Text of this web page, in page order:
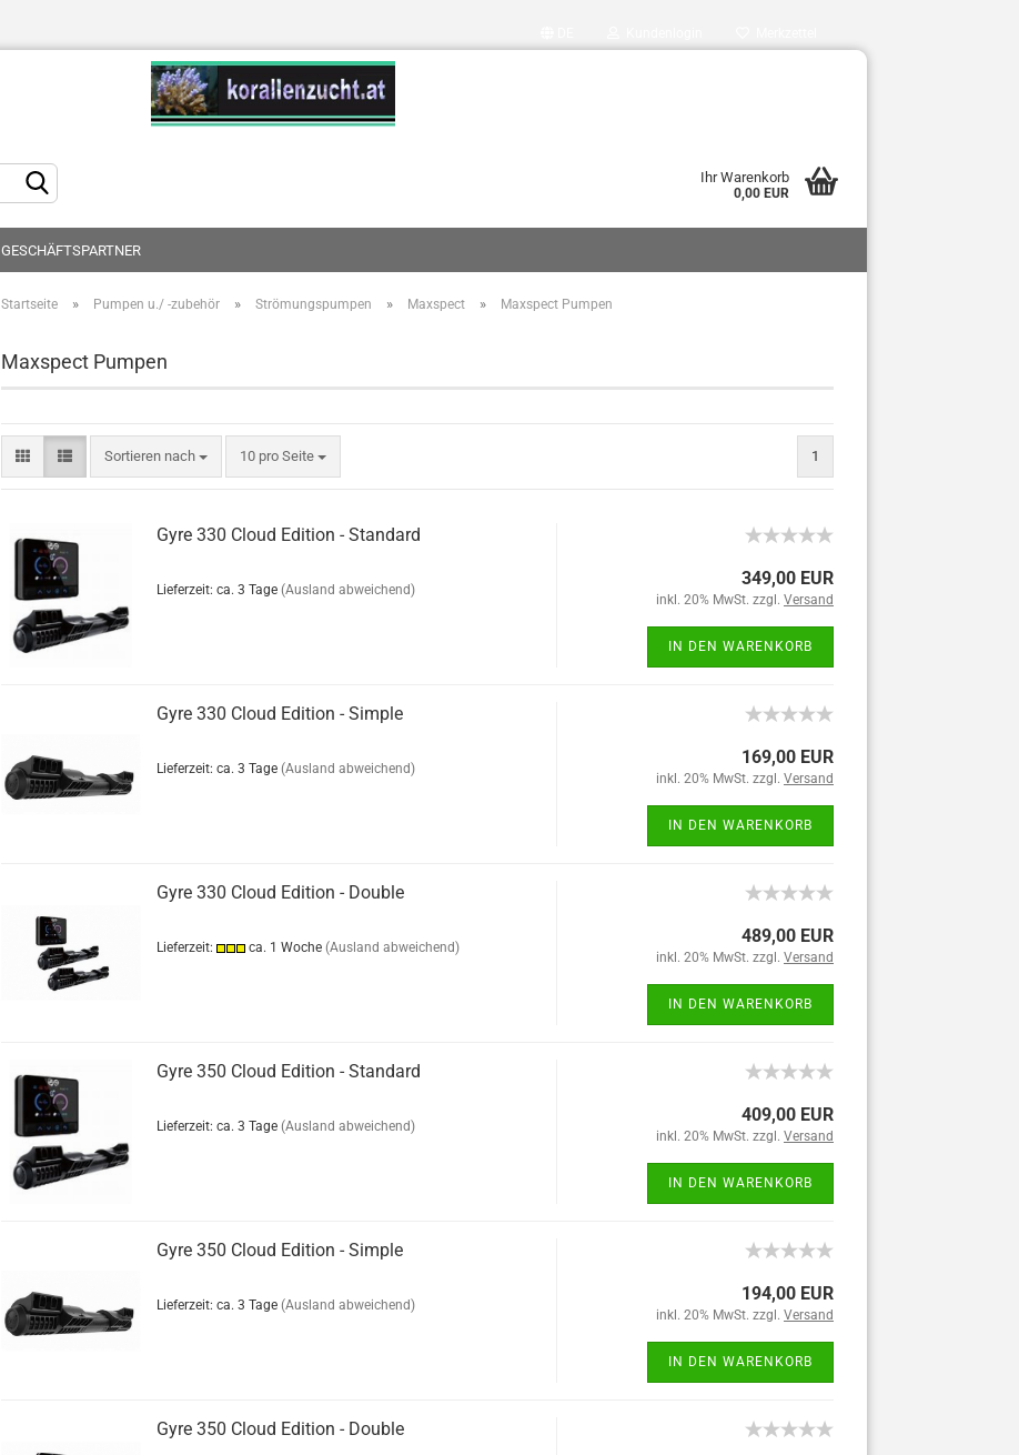
Sprache auswählen
Ihr Warenkorb
0,00 EUR
GESCHÄFTSPARTNER
Startseite » Pumpen u./ -zubehör » Strömungspumpen » Maxspect » Maxspect Pumpen
Maxspect Pumpen
Sortieren nach 10 pro Seite 1
Gyre 330 Cloud Edition - Standard
Lieferzeit: ca. 3 Tage (Ausland abweichend)
349,00 EUR
inkl. 20% MwSt. zzgl. Versand
IN DEN WARENKORB
Gyre 330 Cloud Edition - Simple
Lieferzeit: ca. 3 Tage (Ausland abweichend)
169,00 EUR
inkl. 20% MwSt. zzgl. Versand
IN DEN WARENKORB
Gyre 330 Cloud Edition - Double
Lieferzeit: ca. 1 Woche (Ausland abweichend)
489,00 EUR
inkl. 20% MwSt. zzgl. Versand
IN DEN WARENKORB
Gyre 350 Cloud Edition - Standard
Lieferzeit: ca. 3 Tage (Ausland abweichend)
409,00 EUR
inkl. 20% MwSt. zzgl. Versand
IN DEN WARENKORB
Gyre 350 Cloud Edition - Simple
Lieferzeit: ca. 3 Tage (Ausland abweichend)
194,00 EUR
inkl. 20% MwSt. zzgl. Versand
IN DEN WARENKORB
Gyre 350 Cloud Edition - Double